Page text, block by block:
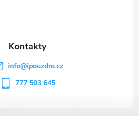
info@ipouzdro.cz
777 503 645